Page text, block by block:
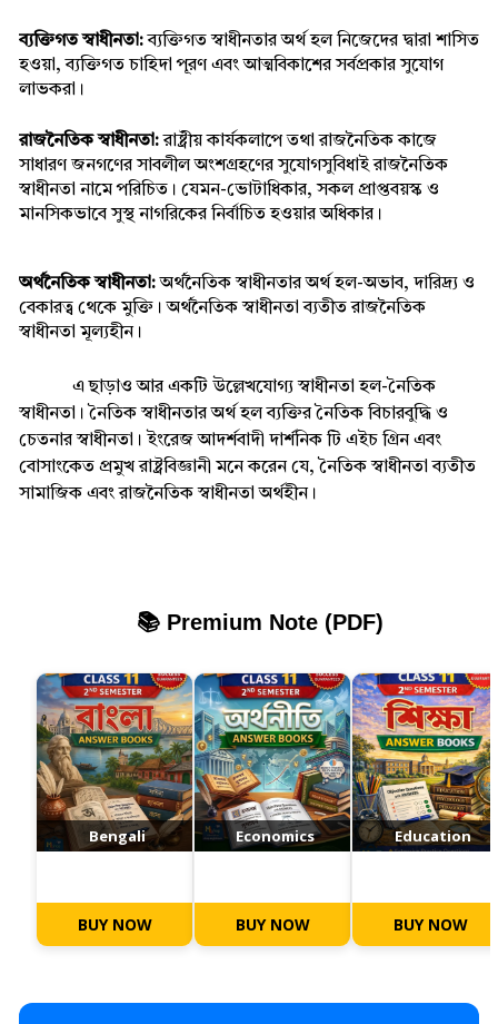
ব্যক্তিগত স্বাধীনতা: ব্যক্তিগত স্বাধীনতার অর্থ হল নিজেদের দ্বারা শাসিত
হওয়া, ব্যক্তিগত চাহিদা পূরণ এবং আত্মবিকাশের সর্বপ্রকার সুযোগ
লাভকরা।
রাজনৈতিক স্বাধীনতা: রাষ্ট্রীয় কার্যকলাপে তথা রাজনৈতিক কাজে
সাধারণ জনগণের সাবলীল অংশগ্রহণের সুযোগসুবিধাই রাজনৈতিক
স্বাধীনতা নামে পরিচিত। যেমন-ভোটাধিকার, সকল প্রাপ্তবয়স্ক ও
মানসিকভাবে সুস্থ নাগরিকের নির্বাচিত হওয়ার অধিকার।
অর্থনৈতিক স্বাধীনতা: অর্থনৈতিক স্বাধীনতার অর্থ হল-অভাব, দারিদ্র্য ও
বেকারত্ব থেকে মুক্তি। অর্থনৈতিক স্বাধীনতা ব্যতীত রাজনৈতিক
স্বাধীনতা মূল্যহীন।
এ ছাড়াও আর একটি উল্লেখযোগ্য স্বাধীনতা হল-নৈতিক
স্বাধীনতা। নৈতিক স্বাধীনতার অর্থ হল ব্যক্তির নৈতিক বিচারবুদ্ধি ও
চেতনার স্বাধীনতা। ইংরেজ আদর্শবাদী দার্শনিক টি এইচ গ্রিন এবং
বোসাংকেত প্রমুখ রাষ্ট্রবিজ্ঞানী মনে করেন যে, নৈতিক স্বাধীনতা ব্যতীত
সামাজিক এবং রাজনৈতিক স্বাধীনতা অর্থহীন।
📚 Premium Note (PDF)
Bengali
BUY NOW
Economics
BUY NOW
Education
BUY NOW